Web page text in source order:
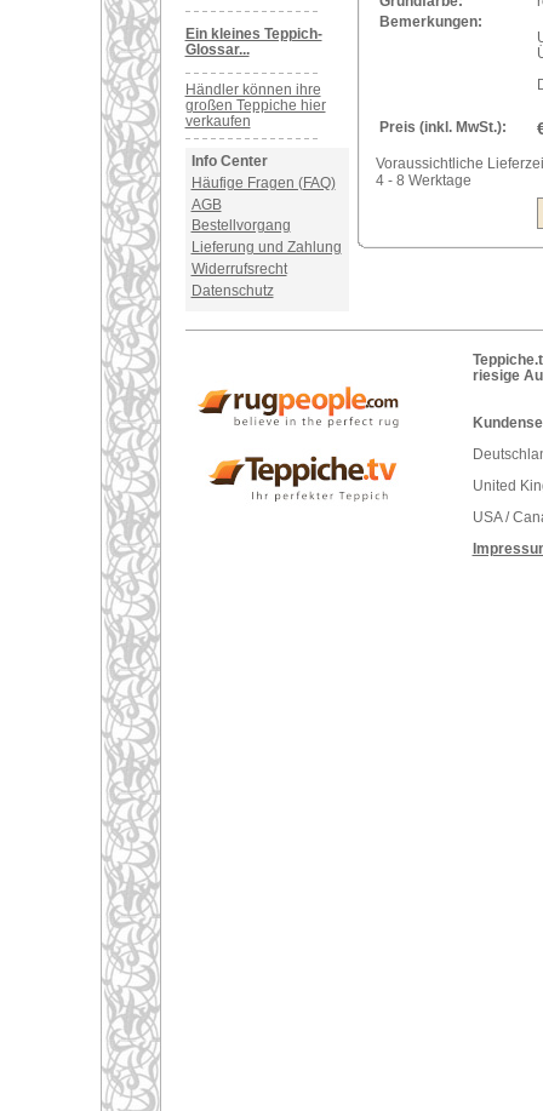
Ein kleines Teppich-
Glossar...
Händler können ihre
großen Teppiche hier
verkaufen
Info Center
Häufige Fragen (FAQ)
AGB
Bestellvorgang
Lieferung und Zahlung
Widerrufsrecht
Datenschutz
Bemerkungen:
Preis (inkl. MwSt.):
Voraussichtliche
4 - 8 Werktage
riesige
United
USA /